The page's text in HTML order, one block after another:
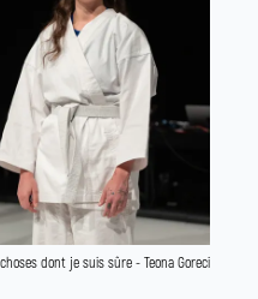
dont je suis sûre - Teona Goreci